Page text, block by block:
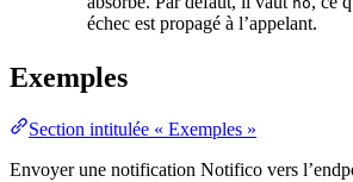
échec est propagé à l’appelant.
Exemples
Section intitulée « Exemples »
Envoyer une notification Notifico vers